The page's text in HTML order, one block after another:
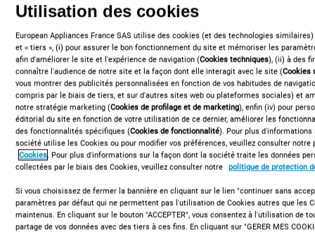
I55TM 4110 S 1
Réfrigérateur double-porte posable
Indesit - I55TM 4110 S 1
Utilisation des cookies
European Appliances France SAS utilise des cookies (et des technologies
et « tiers », (i) pour assurer le bon fonctionnement du site et mémoriser les
afin d'améliorer le site et l'expérience de navigation (Cookies techniques), (ii) à des
connaître l'audience de notre site et la façon dont elle interagit avec le site (Cookies
vous montrer des publicités personnalisées en fonction de vos habitudes de
compris par le biais de tiers, et sur d'autres sites web ou plateformes sociales) et
notre stratégie marketing (Cookies de profilage et de marketing), enfin (iv) pour
éditorial du site en fonction de votre utilisation de ce dernier, améliorer les
des fonctionnalités spécifiques (Cookies de fonctionnalité). Pour plus
société utilise les Cookies ou pour modifier vos préférences, veuillez consulter notre
Cookies . Pour plus d'informations sur la façon dont la société traite les données
collectées par le biais des Cookies, veuillez consulter notre politique de protection
Si vous choisissez de fermer la bannière en cliquant sur le lien "continuer sans
paramètres par défaut qui ne permettent pas l'utilisation de Cookies autres que les
maintenus. En cliquant sur le bouton "ACCEPTER", vous consentez à l'utilisation de
partage de vos données avec des tiers à ces fins. En cliquant sur "GERER MES